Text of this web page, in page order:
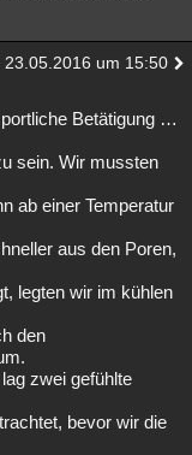
23.05.2016 um 15:50
Betätigung …
sein. Wir mussten
ab einer Temperatur
aus den Poren,
legten wir im kühlen
den
zwei gefühlte
bevor wir die